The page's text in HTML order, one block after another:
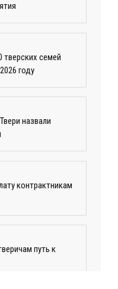
семей
году
назвали
контрактникам
путь к